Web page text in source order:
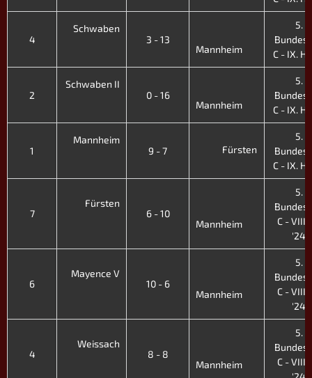
4
Schwaben
3 - 13
Mannheim
5.
C - IX.
2
Schwaben II
0 - 16
Mannheim
5.
C - IX.
1
Mannheim
9 - 7
Fürsten
5.
C - IX.
7
Fürsten
6 - 10
Mannheim
5.
C - VIII.
'24
6
Mayence V
10 - 6
Mannheim
5.
C - VIII.
'24
4
Weissach
8 - 8
Mannheim
5.
C - VIII.